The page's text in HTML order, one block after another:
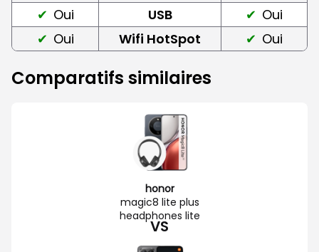
Oui
USB
Oui
Oui
Wifi HotSpot Oui
Comparatifs similaires
honor
magic8 lite plus
headphones lite
VS